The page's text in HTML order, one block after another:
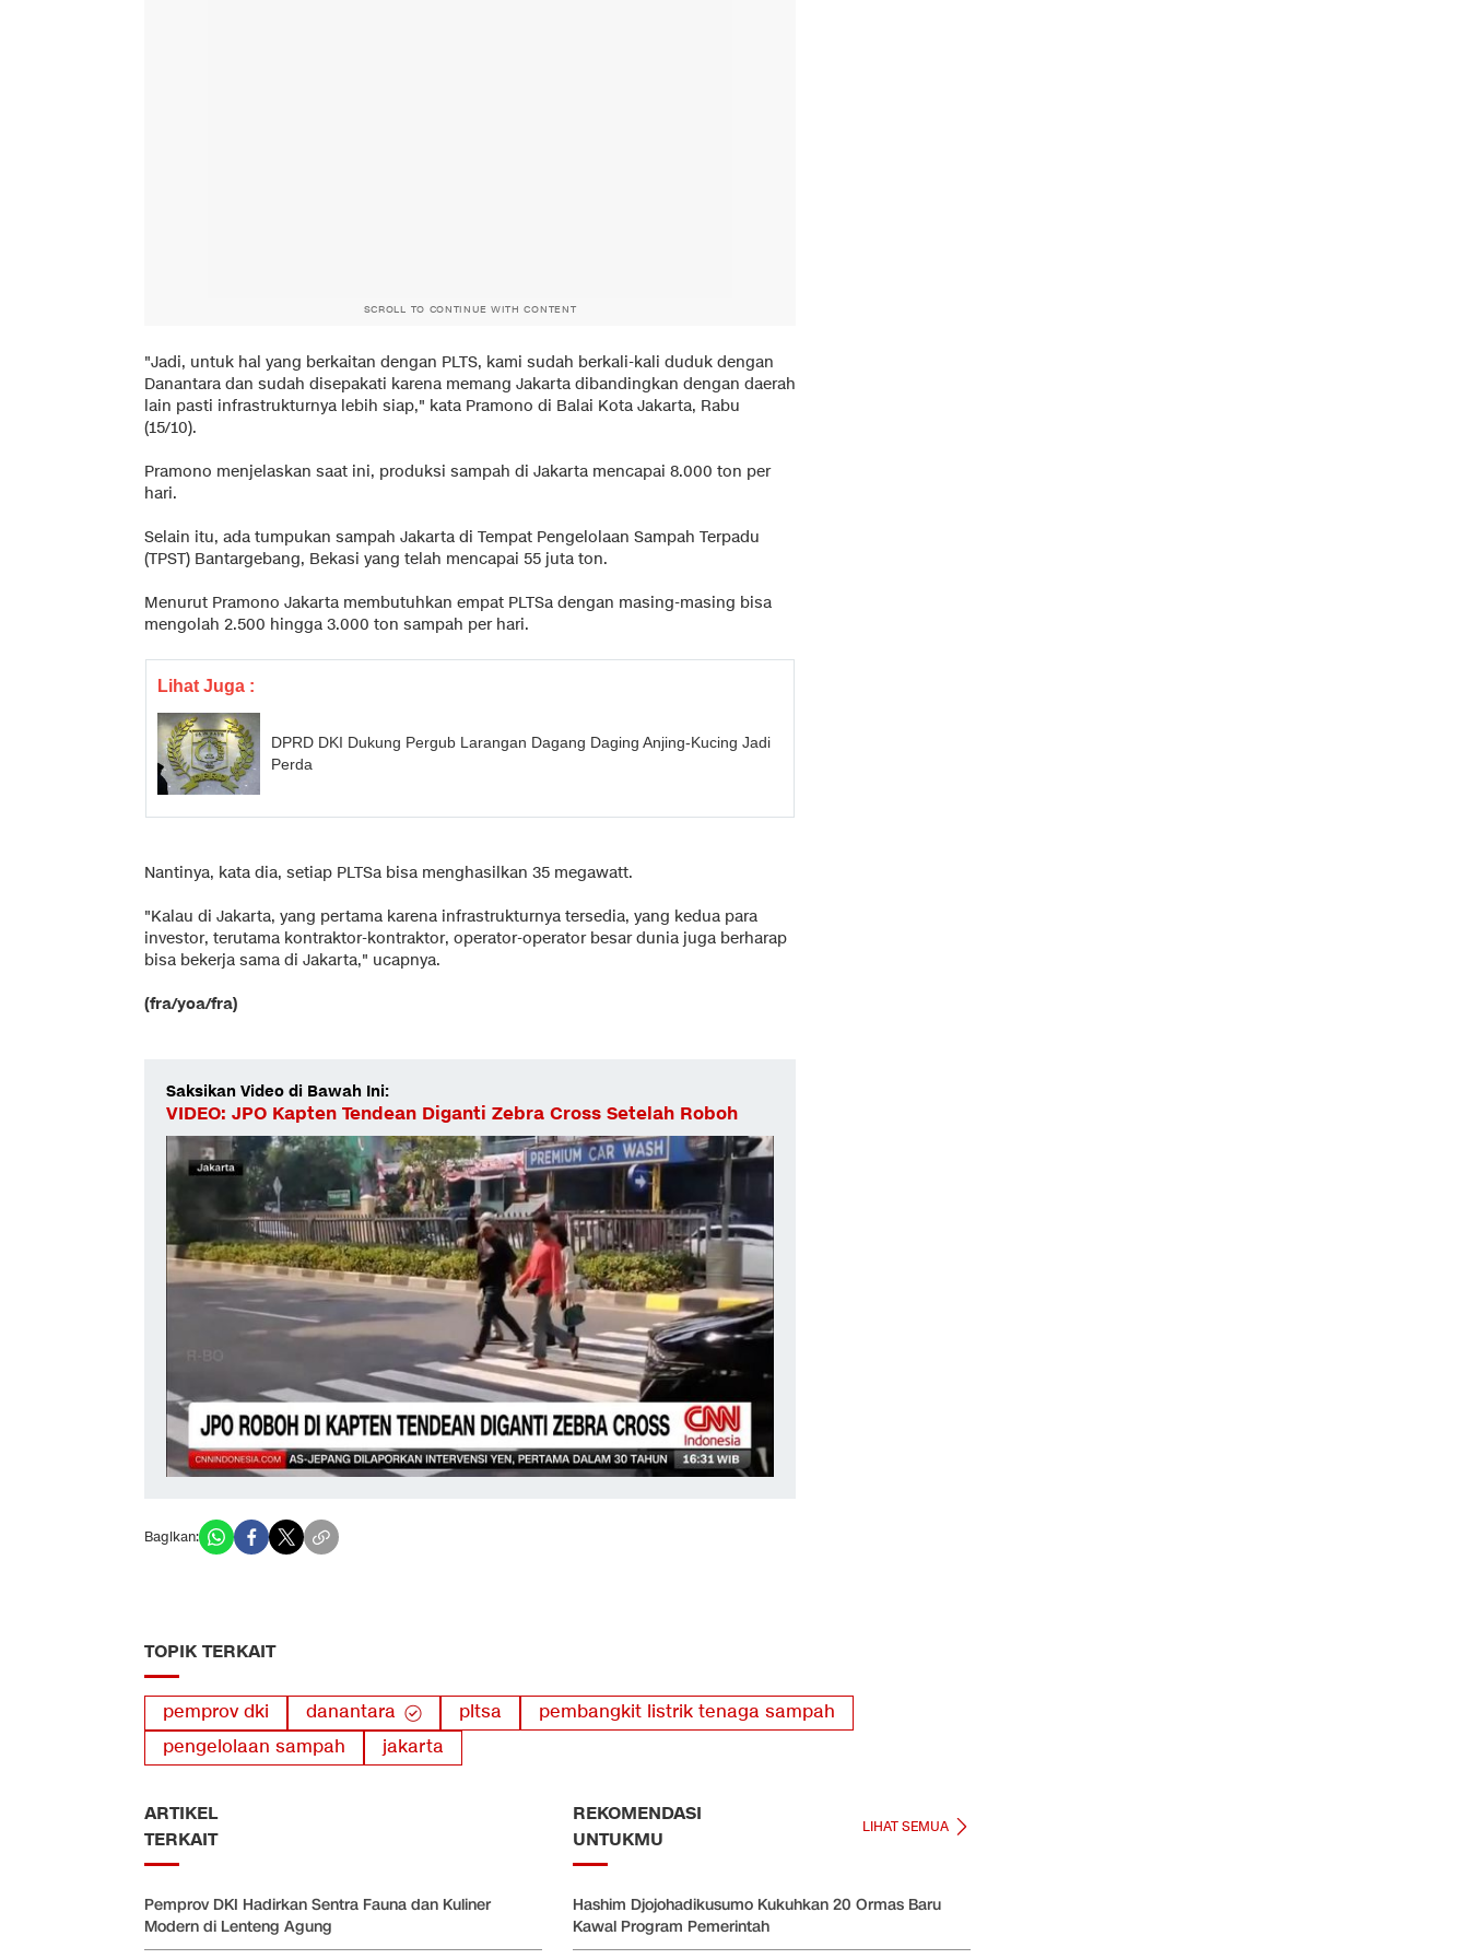
SCROLL TO CONTINUE WITH CONTENT
"Jadi, untuk hal yang berkaitan dengan PLTS, kami sudah berkali-kali duduk dengan
Danantara dan sudah disepakati karena memang Jakarta dibandingkan dengan daerah
lain pasti infrastrukturnya lebih siap," kata Pramono di Balai Kota Jakarta, Rabu
(15/10).
Pramono menjelaskan saat ini, produksi sampah di Jakarta mencapai 8.000 ton per
hari.
Selain itu, ada tumpukan sampah Jakarta di Tempat Pengelolaan Sampah Terpadu
(TPST) Bantargebang, Bekasi yang telah mencapai 55 juta ton.
Menurut Pramono Jakarta membutuhkan empat PLTSa dengan masing-masing bisa
mengolah 2.500 hingga 3.000 ton sampah per hari.
Lihat Juga :
DPRD DKI Dukung Pergub Larangan Dagang Daging Anjing-Kucing Jadi
Perda
Nantinya, kata dia, setiap PLTSa bisa menghasilkan 35 megawatt.
"Kalau di Jakarta, yang pertama karena infrastrukturnya tersedia, yang kedua para
investor, terutama kontraktor-kontraktor, operator-operator besar dunia juga berharap
bisa bekerja sama di Jakarta," ucapnya.
(fra/yoa/fra)
Saksikan Video di Bawah Ini:
VIDEO: JPO Kapten Tendean Diganti Zebra Cross Setelah Roboh
Bagikan:
TOPIK TERKAIT
pemprov dki danantara pltsa
pembangkit listrik tenaga sampah
pengelolaan sampah
jakarta
ARTIKEL
TERKAIT
Pemprov DKI Hadirkan Sentra Fauna dan Kuliner
Modern di Lenteng Agung
REKOMENDASI
UNTUKMU
LIHAT SEMUA
Hashim Djojohadikusumo Kukuhkan 20 Ormas Baru
Kawal Program Pemerintah